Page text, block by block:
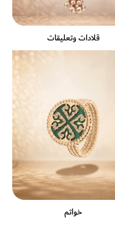
قلادات وتعليقات
خواتم